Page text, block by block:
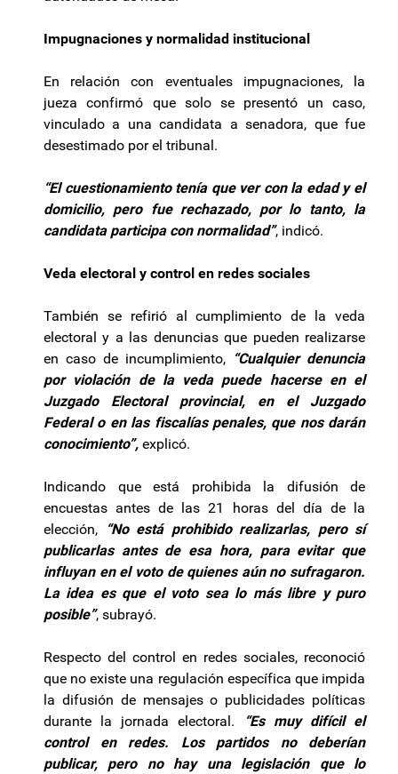
Impugnaciones y normalidad institucional
En relación con eventuales impugnaciones, la
jueza confirmó que solo se presentó un caso,
vinculado a una candidata a senadora, que fue
desestimado por el tribunal.
“El cuestionamiento tenía que ver con la edad y el
domicilio, pero fue rechazado, por lo tanto, la
candidata participa con normalidad”, indicó.
Veda electoral y control en redes sociales
También se refirió al cumplimiento de la veda
electoral y a las denuncias que pueden realizarse
en caso de incumplimiento, “Cualquier denuncia
por violación de la veda puede hacerse en el
Juzgado Electoral provincial, en el Juzgado
Federal o en las fiscalías penales, que nos darán
conocimiento”, explicó.
Indicando que está prohibida la difusión de
encuestas antes de las 21 horas del día de la
elección,
“No está prohibido realizarlas, pero sí
publicarlas antes de esa hora, para evitar que
influyan en el voto de quienes aún no sufragaron.
La idea es que el voto sea lo más libre y puro
posible”, subrayó.
Respecto del control en redes sociales, reconoció
que no existe una regulación específica que impida
la difusión de mensajes o publicidades políticas
durante la jornada electoral. “Es muy difícil el
control en redes. Los partidos no deberían
publicar, pero no hay una legislación que lo